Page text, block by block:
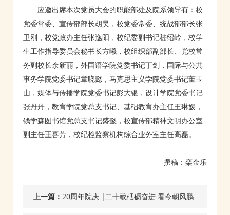
应邀出席本次党员大会的职能部处及院系领导有：校
党委常委、宣传部部长胡昊，校党委常委、统战部部长张
卫刚，校党政办主任张逸阳，校纪委副书记嵇绍岭，校学
生工作指导委员会秘书长方曦，校组织部副部长、党校常
务副校长余新丽，外国语学院党委书记丁剑，国际与公共
事务学院党委书记章晓懿，马克思主义学院党委书记董玉
山，媒体与传播学院党委书记彭大银，设计学院党委书记
张丹丹，教育学院党总支书记、基础教育办主任王琳媛，
钱学森图书馆党总支书记盛懿，校宣传部精神文明办公室
副主任王喜芳，校纪检监察机构综合业务室主任高磊。
撰稿：栾金乐
上一篇： 20周年院庆 |二十载砥砺奋进 看今朝风鹏